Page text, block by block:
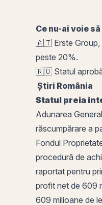
Ce nu-ai voie
🇦🇹 Erste Group,
peste 20%.
🇷🇴 Statul aprobă
Știri România
Statul preia
Adunarea
răscumpărare a
Fondul
procedură de
raportat pentru
profit net de 609
609 milioane de